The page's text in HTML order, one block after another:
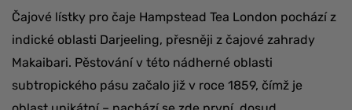
Čajové lístky pro čaje Hampstead Tea London pochází z
indické oblasti Darjeeling, přesněji z čajové zahrady
Makaibari. Pěstování v této nádherné oblasti
subtropického pásu začalo již v roce 1859, čímž je